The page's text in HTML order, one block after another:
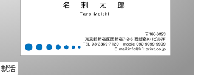
就活